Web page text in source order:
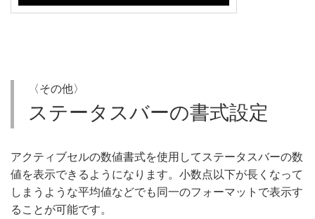
〈その他〉
ステータスバーの書式設定
アクティブセルの数値書式を使用してステータスバーの数
値を表示できるようになります。小数点以下が長くなって
しまうような平均値などでも同一のフォーマットで表示す
ることが可能です。